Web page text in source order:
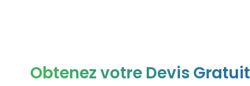
Obtenez votre Devis Gratuit